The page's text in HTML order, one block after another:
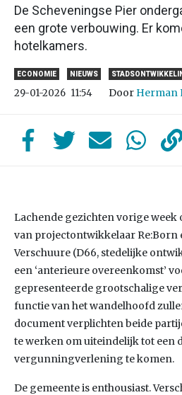
De Scheveningse Pier
een grote verbouwing. Er
hotelkamers.
ECONOMIE NIEUWS
29-01-2026 11:54 Door Herman
Lachende gezichten vorige week
van projectontwikkelaar Re:Born
Verschuure (D66, stedelijke
een ‘anterieure overeenkomst’
gepresenteerde grootschalige
functie van het wandelhoofd
document verplichten beide
te werken om uiteindelijk tot een
vergunningverlening te komen.
De gemeente is enthousiast.